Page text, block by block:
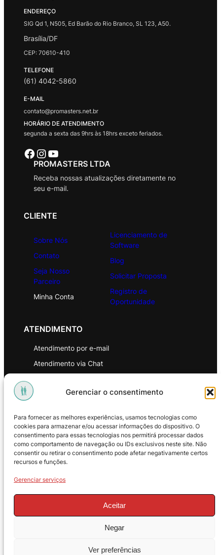
Gerenciar o consentimento
Para fornecer as melhores experiências, usamos tecnologias como
cookies para armazenar e/ou acessar informações do dispositivo. O
consentimento para essas tecnologias nos permitirá processar dados
como comportamento de navegação ou IDs exclusivos neste site. Não
consentir ou retirar o consentimento pode afetar negativamente certos
recursos e funções.
Gerenciar serviços
Aceitar
Negar
Ver preferências
ENDEREÇO
SIG Qd 1, N505, Ed Barão do Rio Branco, SL 123, A50.
Brasília/DF
CEP: 70610-410
TELEFONE
(61) 4042-5860
E-MAIL
contato@promasters.net.br
HORÁRIO DE ATENDIMENTO
segunda a sexta das 9hrs às 18hrs exceto feriados.
Facebook Instagram Youtube
PROMASTERS LTDA
Receba nossas atualizações diretamente no
seu e-mail.
CLIENTE
Sobre Nós
Contato
Seja Nosso
Parceiro
Minha Conta
Licenciamento de
Software
Blog
Solicitar Proposta
Registro de
Oportunidade
ATENDIMENTO
Atendimento por e-mail
Atendimento via Chat
Política de Privacidade
Política de Troca e Devoluções
Política de Reembolso
18.269.230/0001-16. Todos os direitos